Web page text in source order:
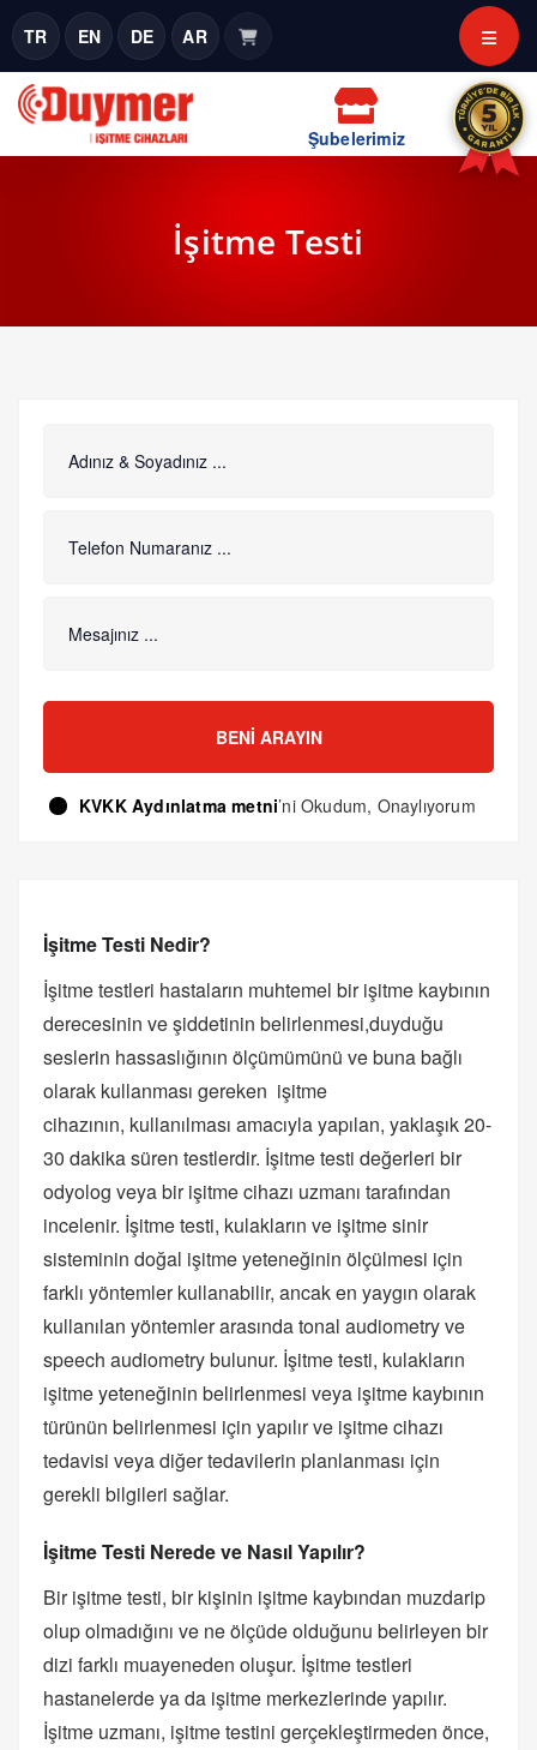
TR EN DE AR
Şubelerimiz
İşitme Testi
BENI ARAYIN
KVKK Aydınlatma metni’ni Okudum, Onaylıyorum
İşitme Testi Nedir?
İşitme testleri hastaların muhtemel bir işitme kaybının
derecesinin ve şiddetinin belirlenmesi,duyduğu
seslerin hassaslığının ölçümümünü ve buna bağlı
olarak kullanması gereken işitme
cihazının, kullanılması amacıyla yapılan, yaklaşık 20-
30 dakika süren testlerdir. İşitme testi değerleri bir
odyolog veya bir işitme cihazı uzmanı tarafından
incelenir. İşitme testi, kulakların ve işitme sinir
sisteminin doğal işitme yeteneğinin ölçülmesi için
farklı yöntemler kullanabilir, ancak en yaygın olarak
kullanılan yöntemler arasında tonal audiometry ve
speech audiometry bulunur. İşitme testi, kulakların
işitme yeteneğinin belirlenmesi veya işitme kaybının
türünün belirlenmesi için yapılır ve işitme cihazı
tedavisi veya diğer tedavilerin planlanması için
gerekli bilgileri sağlar.
İşitme Testi Nerede ve Nasıl Yapılır?
Bir işitme testi, bir kişinin işitme kaybından muzdarip
olup olmadığını ve ne ölçüde olduğunu belirleyen bir
dizi farklı muayeneden oluşur. İşitme testleri
hastanelerde ya da işitme merkezlerinde yapılır.
İşitme uzmanı, işitme testini gerçekleştirmeden önce,